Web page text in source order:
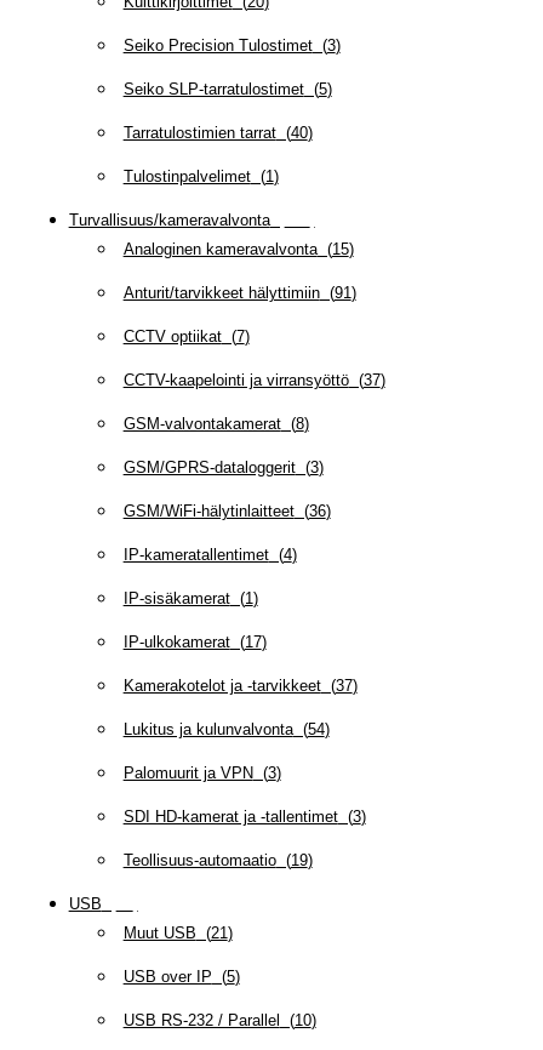
Seiko Precision Tulostimet(3)
Seiko SLP-tarratulostimet(5)
Tarratulostimien tarrat(40)
Tulostinpalvelimet(1)
Turvallisuus/kameravalvonta(
Analoginen kameravalvonta(15)
Anturit/tarvikkeet hälyttimiin(91)
CCTV optiikat(7)
CCTV-kaapelointi ja virransyöttö(37)
GSM-valvontakamerat(8)
GSM/GPRS-dataloggerit(3)
GSM/WiFi-hälytinlaitteet(36)
IP-kameratallentimet(4)
IP-sisäkamerat(1)
IP-ulkokamerat(17)
Kamerakotelot ja -tarvikkeet(37)
Lukitus ja kulunvalvonta(54)
Palomuurit ja VPN (3)
SDI HD-kamerat ja -tallentimet(3)
Teollisuus-automaatio(19)
USB
Muut USB (21)
USB over IP (5)
USB RS-232 / Parallel (10)